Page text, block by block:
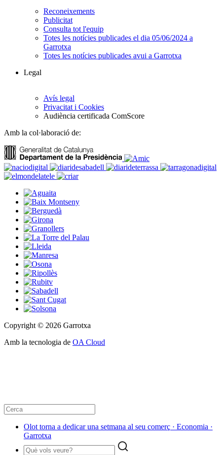
Reconeixements
Publicitat
Consulta tot l'equip
Totes les notícies publicades el dia 05/06/2024 a
Garrotxa
Totes les notícies publicades avui a Garrotxa
Legal
Avís legal
Privacitat i Cookies
Audiència certificada ComScore
Amb la col·laboració de:
Copyright © 2026 Garrotxa
Amb la tecnologia de OA Cloud
Olot torna a dedicar una setmana al seu comerç · Economia ·
Garrotxa